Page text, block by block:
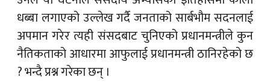
धब्बा लगाएको उल्लेख गर्दै जनताको सार्बभौम सदनलाई
अपमान गरेर त्यही संसदबाट चुनिएको प्रधानमन्त्रीले कुन
नैतिकताको आधारमा आफुलाई प्रधानमन्त्री ठानिरहेको छ
? भन्दै प्रश्न गरेका छन् ।